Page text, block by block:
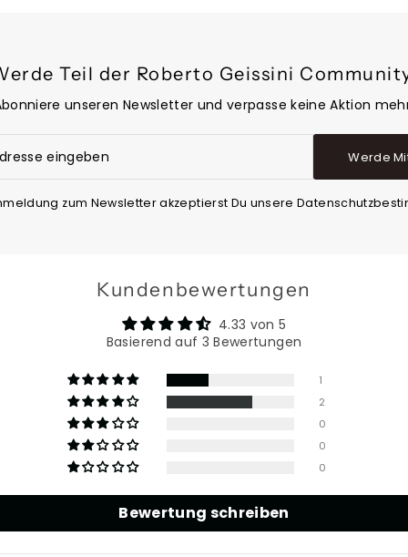
Teil der Roberto Geissini
unseren Newsletter und verpasse keine Aktion
Werde
zum Newsletter akzeptierst Du unsere
Kundenbewertungen
4.33 von 5
Basierend auf 3 Bewertungen
1
2
0
0
0
Bewertung schreiben